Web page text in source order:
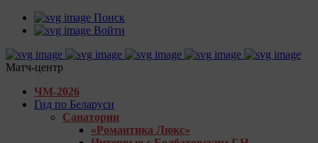
Поиск
Войти
Матч-центр
ЧМ-2026
Гид по Беларуси
Санатории
«Романтика Люкс»